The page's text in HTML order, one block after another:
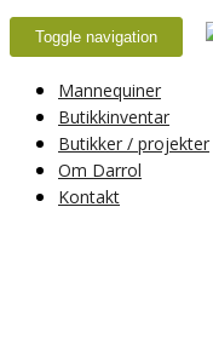
Toggle navigation
Mannequiner
Butikkinventar
Butikker / projekter
Om Darrol
Kontakt